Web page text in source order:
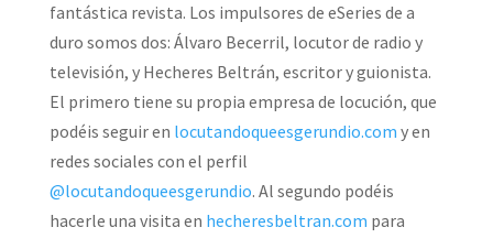
fantástica revista. Los impulsores de eSeries de a
duro somos dos: Álvaro Becerril, locutor de radio y
televisión, y Hecheres Beltrán, escritor y guionista.
El primero tiene su propia empresa de locución, que
podéis seguir en locutandoqueesgerundio.com y en
redes sociales con el perfil
@locutandoqueesgerundio. Al segundo podéis
hacerle una visita en hecheresbeltran.com para